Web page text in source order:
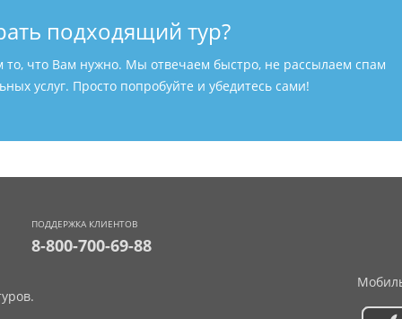
подходящий тур?
то, что Вам нужно. Мы отвечаем быстро, не рассылаем спам
услуг. Просто попробуйте и убедитесь сами!
ПОДДЕРЖКА КЛИЕНТОВ
8-800-700-69-88